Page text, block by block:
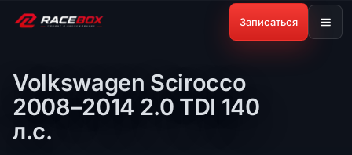
Записаться
Volkswagen Scirocco
2008–2014 2.0 TDI 140
л.с.